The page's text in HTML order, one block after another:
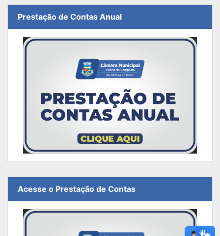
Prestação de Contas Anual
Acesse o Prestação de Contas